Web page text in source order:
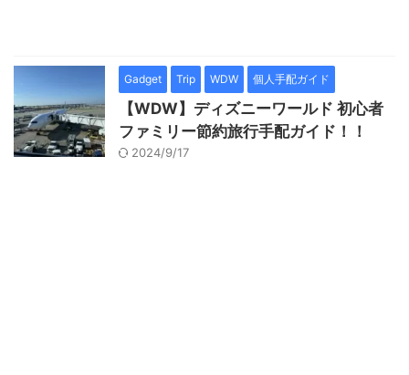
Gadget Trip WDW 個人手配ガイド
【WDW】ディズニーワールド 初心者
ファミリー節約旅行手配ガイド！！
2024/9/17